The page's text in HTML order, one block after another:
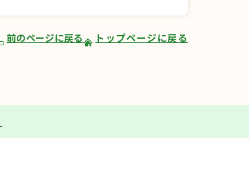
前のページに戻る トップページに戻る